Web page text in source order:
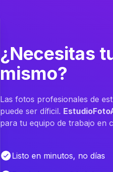
¿Necesitas
mismo?
Las fotos profesionales de
puede ser díficil.
para tu equipo de trabajo en
Listo en minutos, no días